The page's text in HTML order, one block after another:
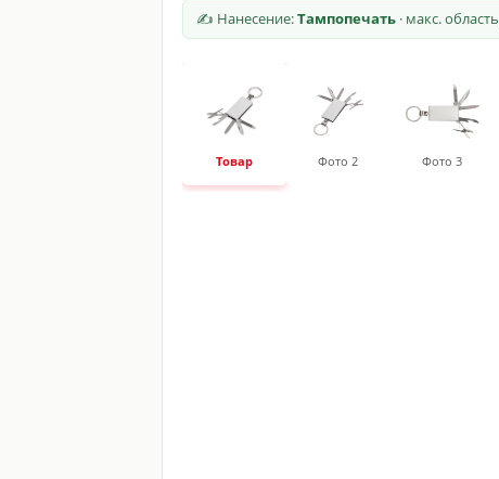
✍ Нанесение:Тампопечать· макс. область
Товар Фото 2 Фото 3